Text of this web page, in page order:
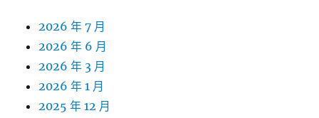
2026 年 7 月
2026 年 6 月
2026 年 3 月
2026 年 1 月
2025 年 12 月